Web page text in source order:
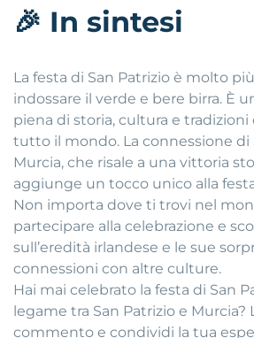
🎉 In sintesi
La festa di San Patrizio è molto
indossare il verde e bere birra. È
piena di storia, cultura e tradizioni
tutto il mondo. La connessione di
Murcia, che risale a una vittoria
aggiunge un tocco unico alla
Non importa dove ti trovi nel
partecipare alla celebrazione e
sull’eredità irlandese e le sue
connessioni con altre culture.
Hai mai celebrato la festa di San
legame tra San Patrizio e Murcia?
commento e condividi la tua